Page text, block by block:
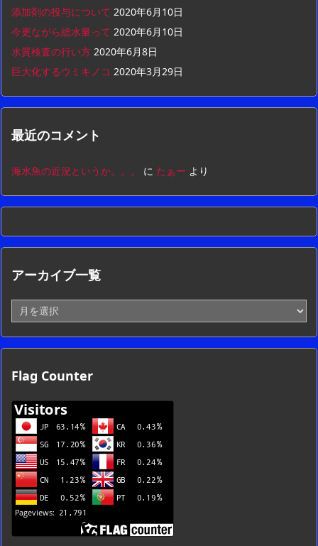
添加剤の投与について 2020年6月10日
今更ながら総水量って 2020年6月10日
水質検査の行い方 2020年6月8日
巨大化するウミキノコ 2020年3月29日
最近のコメント
海水魚の近況というか。。。 に たぁー より
アーカイブ一覧
ー
カ
イ
一
Flag Counter